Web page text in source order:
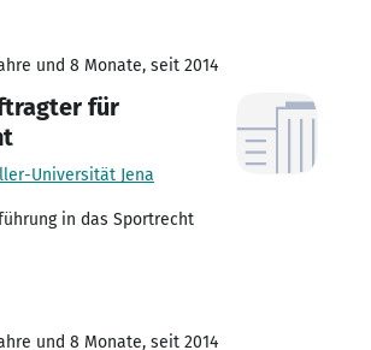
und 8 Monate, seit 2014
für
Universität Jena
in das Sportrecht
und 8 Monate, seit 2014